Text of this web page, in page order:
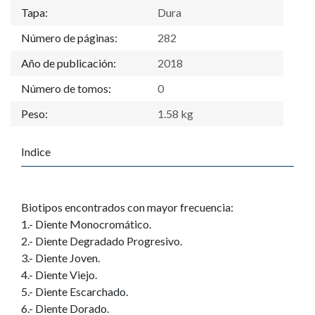
Tapa:
Dura
Número de páginas:
282
Año de publicación:
2018
Número de tomos:
0
Peso:
1.58 kg
Indice
Biotipos encontrados con mayor frecuencia:
1.- Diente Monocromático.
2.- Diente Degradado Progresivo.
3.- Diente Joven.
4.- Diente Viejo.
5.- Diente Escarchado.
6.- Diente Dorado.